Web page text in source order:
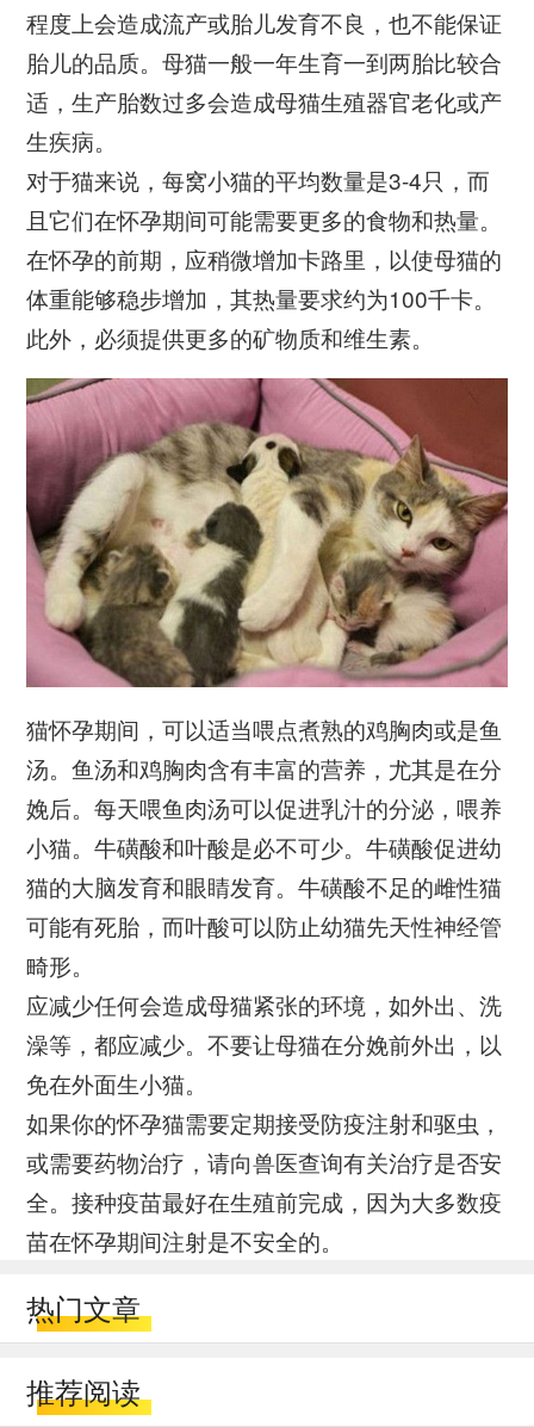
程度上会造成流产或胎儿发育不良，也不能保证
胎儿的品质。母猫一般一年生育一到两胎比较合
适，生产胎数过多会造成母猫生殖器官老化或产
生疾病。
对于猫来说，每窝小猫的平均数量是3-4只，而
且它们在怀孕期间可能需要更多的食物和热量。
在怀孕的前期，应稍微增加卡路里，以使母猫的
体重能够稳步增加，其热量要求约为100千卡。
此外，必须提供更多的矿物质和维生素。
猫怀孕期间，可以适当喂点煮熟的鸡胸肉或是鱼
汤。鱼汤和鸡胸肉含有丰富的营养，尤其是在分
娩后。每天喂鱼肉汤可以促进乳汁的分泌，喂养
小猫。牛磺酸和叶酸是必不可少。牛磺酸促进幼
猫的大脑发育和眼睛发育。牛磺酸不足的雌性猫
可能有死胎，而叶酸可以防止幼猫先天性神经管
畸形。
应减少任何会造成母猫紧张的环境，如外出、洗
澡等，都应减少。不要让母猫在分娩前外出，以
免在外面生小猫。
如果你的怀孕猫需要定期接受防疫注射和驱虫，
或需要药物治疗，请向兽医查询有关治疗是否安
全。接种疫苗最好在生殖前完成，因为大多数疫
苗在怀孕期间注射是不安全的。
热门文章
推荐阅读